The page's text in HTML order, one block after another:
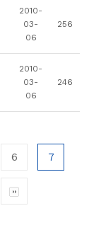
2010-
03-
06
256
2010-
03-
06
246
6 7